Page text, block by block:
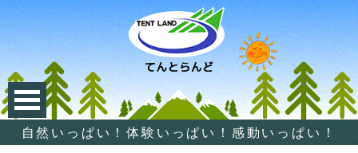
自然いっぱい！体験いっぱい！感動いっぱい！